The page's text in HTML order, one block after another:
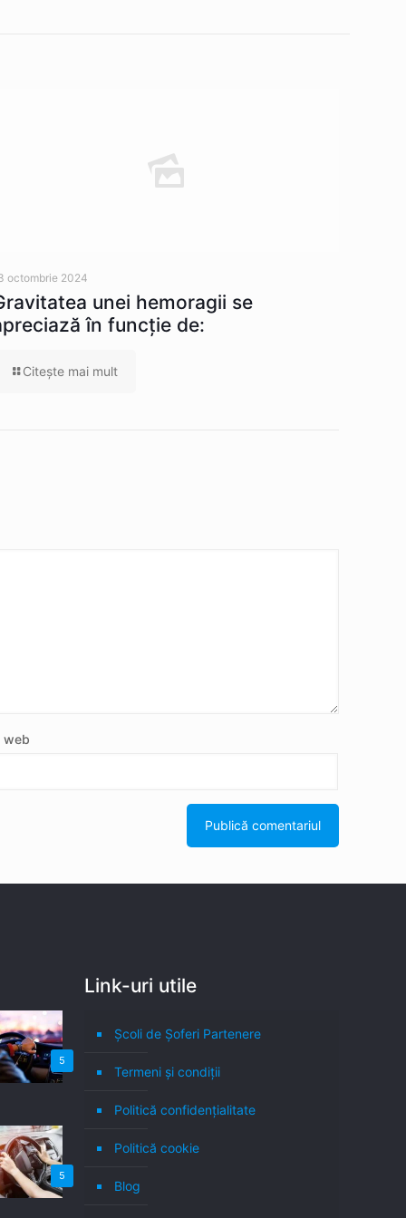
octombrie 2024
unei hemoragii se
în funcție de:
Citeşte mai mult
web
5
5
Link-uri utile
Școli de Șoferi Partenere
Termeni şi condiţii
Politică confidenţialitate
Politică cookie
Blog